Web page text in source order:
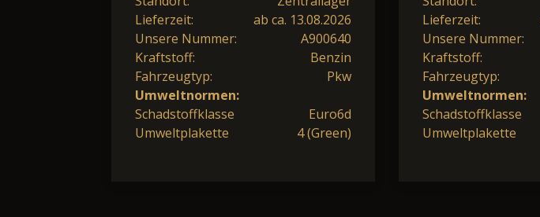
Lieferzeit:
ab ca. 13.08.2026
Unsere Nummer:
A900640
Kraftstoff:
Benzin
Fahrzeugtyp:
Pkw
Umweltnormen:
Schadstoffklasse
Euro6d
Umweltplakette
4 (Green)
Lieferzeit:
Unsere Nummer:
Kraftstoff:
Fahrzeugtyp:
Umweltnormen:
Schadstoffklasse
Umweltplakette